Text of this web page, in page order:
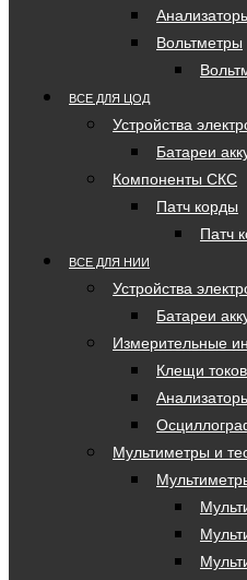
Вольтметры
ВСЕ ДЛЯ ЦОД
Устройства
Батареи
Компоненты СКС
Патч корды
Патч
ВСЕ ДЛЯ НИИ
Устройства
Батареи
Измерительные
Клещи
Мультиметры и